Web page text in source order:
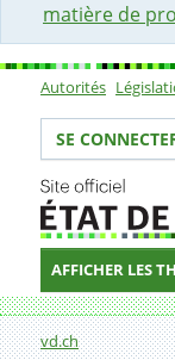
matière de
Sous-
Autorités
Votre
SE
AFFICHER LES
Fil
vd.ch
Formulaire de